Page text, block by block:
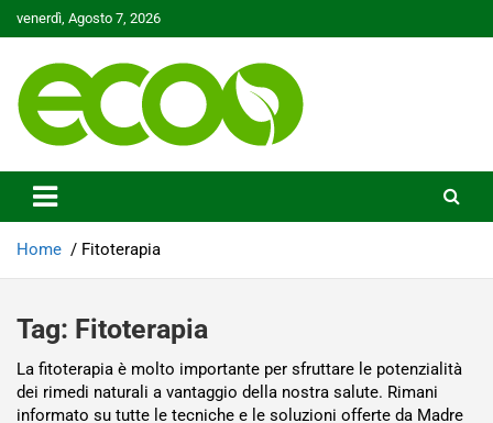
to
venerdì, Agosto 7, 2026
Ecoo.it
Home Fitoterapia
Tag: Fitoterapia
La fitoterapia è molto importante per sfruttare le potenzialità
dei rimedi naturali a vantaggio della nostra salute. Rimani
informato su tutte le tecniche e le soluzioni offerte da Madre